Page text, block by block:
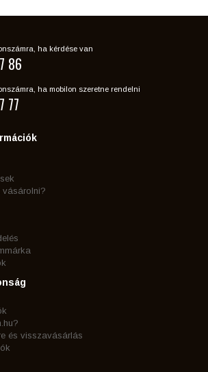
ha kérdése van
86
ha mobilon szeretne rendelni
77
vásárolni?
és visszavásárlás